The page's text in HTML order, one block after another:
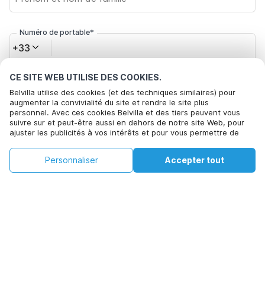
CE SITE WEB UTILISE DES COOKIES.
Belvilla utilise des cookies (et des techniques similaires) pour
augmenter la convivialité du site et rendre le site plus
personnel. Avec ces cookies Belvilla et des tiers peuvent vous
suivre sur et peut-être aussi en dehors de notre site Web, pour
ajuster les publicités à vos intérêts et pour vous permettre de
Accepter, vous acceptez de le faire. Plus d'informations peuvent
être trouvées dans notre
politique de cookie.
Accepter tout
Personnaliser
Numéro de portable*
+33
Votre adresse e-mail*
Cliquez ici pour vous désabonner des offres de Belvilla. Vous
pouvez vous désinscrire à tout moment à l'avenir
Voir les disponibilités
€103
+
Voir les disponibilités